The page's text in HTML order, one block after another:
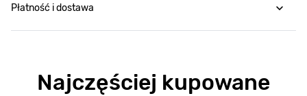
Płatność i dostawa
Najczęściej kupowane